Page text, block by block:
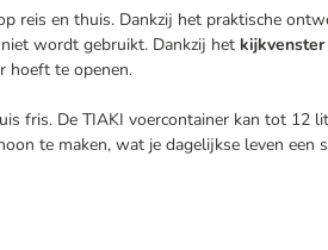
reis en thuis. Dankzij het praktische
wordt gebruikt. Dankzij het
hoeft te openen.
fris. De TIAKI voercontainer kan tot 12
te maken, wat je dagelijkse leven een